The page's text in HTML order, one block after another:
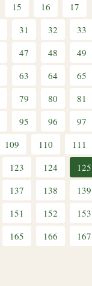
15 16
17
31 32
33
47 48
49
63 64
65
79 80
81
95 96
97
109 110
111
123 124
125
137 138
139
151 152
153
165 166
167